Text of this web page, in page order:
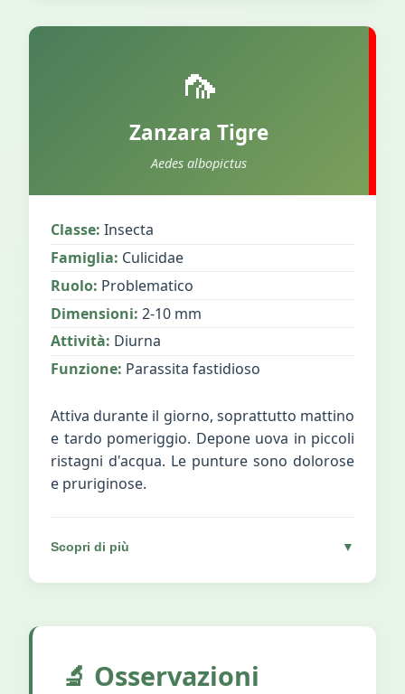
🦟
Zanzara Tigre
Aedes albopictus
Classe: Insecta
Famiglia: Culicidae
Ruolo: Problematico
Dimensioni: 2-10 mm
Attività: Diurna
Funzione: Parassita fastidioso
Attiva durante il giorno, soprattutto mattino
e tardo pomeriggio. Depone uova in piccoli
ristagni d'acqua. Le punture sono dolorose
e pruriginose.
Scopri di più ▼
🔬 Osservazioni